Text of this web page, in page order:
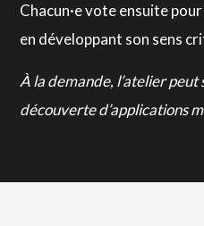
Chacun·e vote ensuite
en développant son sens
À la demande, l’atelier peut
découverte d’applications